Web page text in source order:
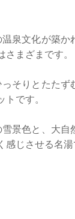
泉文化が築か
まざまです。
そりとたたず
です。
景色と、大自
じさせる名湯